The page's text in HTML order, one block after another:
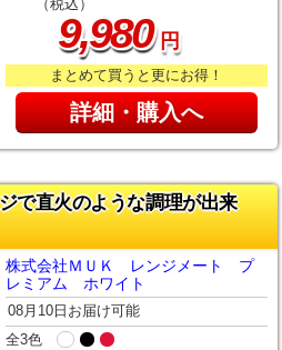
（税込）
9,980円
まとめて買うと更にお得！
詳細・購入へ
で直火のような調理が出来
株式会社ＭＵＫ レンジメート プ
レミアム ホワイト
08月10日お届け可能
全3色